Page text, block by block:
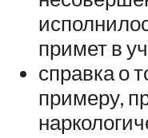
примет в
справка о
примеру,